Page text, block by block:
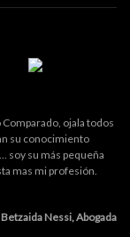
ojala todos
su conocimiento
soy su más pequeña
mas mi profesión.
Betzaida Nessi, Abogada